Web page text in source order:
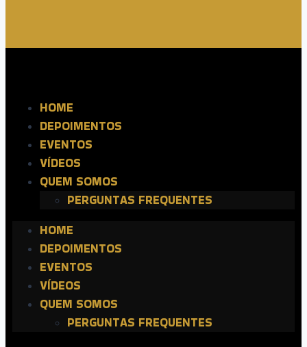
HOME
DEPOIMENTOS
EVENTOS
VÍDEOS
QUEM SOMOS
PERGUNTAS FREQUENTES
HOME
DEPOIMENTOS
EVENTOS
VÍDEOS
QUEM SOMOS
PERGUNTAS FREQUENTES